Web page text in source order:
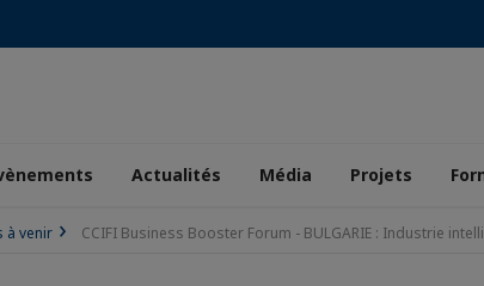
Actualités Média Projets
à venir CCIFI Business Booster Forum - BULGARIE : Industrie